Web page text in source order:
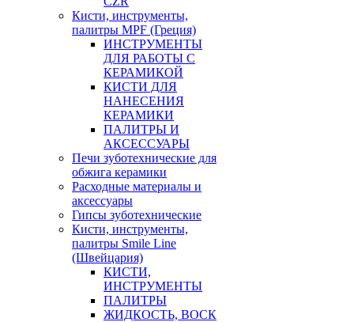
Кисти, инструменты,
палитры MPF (Греция)
ИНСТРУМЕНТЫ
ДЛЯ РАБОТЫ С
КЕРАМИКОЙ
КИСТИ ДЛЯ
НАНЕСЕНИЯ
КЕРАМИКИ
ПАЛИТРЫ И
АКСЕССУАРЫ
Печи зуботехнические для
обжига керамики
Расходные материалы и
аксессуары
Гипсы зуботехнические
Кисти, инструменты,
палитры Smile Line
(Швейцария)
КИСТИ,
ИНСТРУМЕНТЫ
ПАЛИТРЫ
ЖИДКОСТЬ, ВОСК